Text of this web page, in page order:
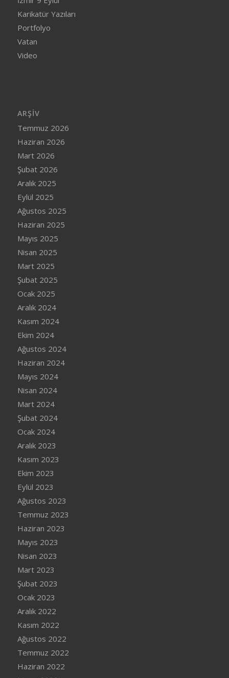
Karikatür Yazıları
Portfolyo
Vatan
Video
ARŞIV
Temmuz 2026
Haziran 2026
Mart 2026
Şubat 2026
Aralık 2025
Eylül 2025
Ağustos 2025
Haziran 2025
Mayıs 2025
Nisan 2025
Mart 2025
Şubat 2025
Ocak 2025
Aralık 2024
Kasım 2024
Ekim 2024
Ağustos 2024
Haziran 2024
Mayıs 2024
Nisan 2024
Mart 2024
Şubat 2024
Ocak 2024
Aralık 2023
Kasım 2023
Ekim 2023
Eylül 2023
Ağustos 2023
Temmuz 2023
Haziran 2023
Mayıs 2023
Nisan 2023
Mart 2023
Şubat 2023
Ocak 2023
Aralık 2022
Kasım 2022
Ağustos 2022
Temmuz 2022
Haziran 2022